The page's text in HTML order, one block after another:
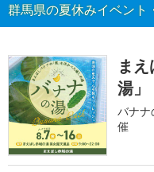
群馬県の夏休みイベント
ま
湯」
バナ
催